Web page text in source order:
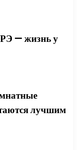
— жизнь у
лучшим